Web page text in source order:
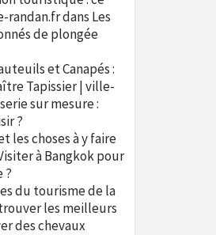
randan.frdans Les
de plongée
et Canapés :
Tapissier | ville-
sur mesure :
?
les choses à y faire
à Bangkok pour
?
du tourisme de la
les meilleurs
des chevaux